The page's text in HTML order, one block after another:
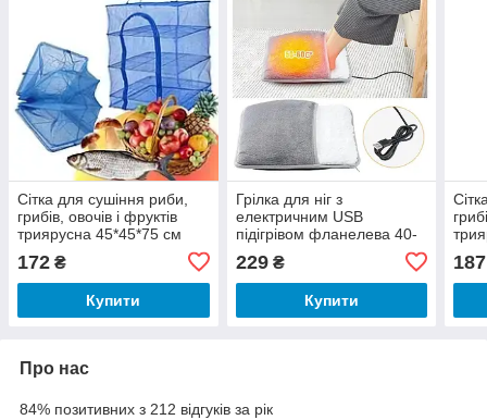
Сітка для сушіння риби,
грибів, овочів і фруктів
триярусна 45*45*75 см
172 ₴
Купити
Грілка для ніг з
електричним USB
підігрівом фланелева 40-
50 град Lesko 29875 Gray
229₴
Купити
187
Про нас
84% позитивних з 212 відгуків за рік